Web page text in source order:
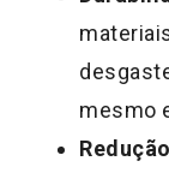
mesmo